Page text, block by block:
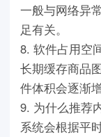
一般与网络异
足有关。
8. 软件占用空
长期缓存商品
件体积会逐渐增
9. 为什么推荐
系统会根据平